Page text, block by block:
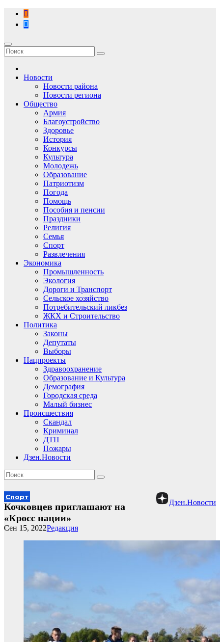
Перейти
содержимому
Новости
Новости района
Новости региона
Общество
Армия
Благоустройство
Здоровье
История
Конкурсы
Культура
Молодежь
Образование
Патриотизм
Погода
Помощь
Пособия и пенсии
Праздники
Религия
Семья
Спорт
Развлечения
Экономика
Промышленность
Экология
Дороги и Транспорт
Сельское хозяйство
Потребительский ликбез
ЖКХ и Строительство
Политика
Законы
Депутаты
Выборы
Нацпроекты
Здравоохранение
Образование и Культура
Демография
Городская среда
Малый бизнес
Происшествия
Скандал
Криминал
ДТП
Пожары
Дзен.Новости
Дзен.Новости
Спорт
Кочковцев приглашают на
«Кросс нации»
Редакция
Сен 15, 2022